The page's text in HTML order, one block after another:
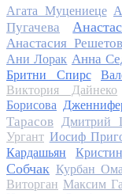
Агата Муцениеце
Пугачева
Анастасия
Ани Лорак Анна
Бритни Спирс
Виктория Дайнеко
Борисова
Тарасов
Дмитрий
Ургант Иосиф
Кардашьян
Собчак Курбан
Виторган Максим